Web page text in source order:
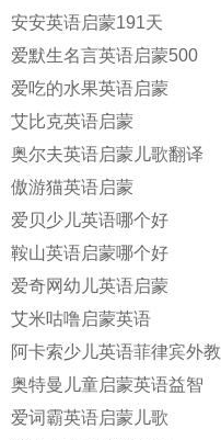
安安英语启蒙191天
爱默生名言英语启蒙500
爱吃的水果英语启蒙
艾比克英语启蒙
奥尔夫英语启蒙儿歌翻译
傲游猫英语启蒙
爱贝少儿英语哪个好
鞍山英语启蒙哪个好
爱奇网幼儿英语启蒙
艾米咕噜启蒙英语
阿卡索少儿英语菲律宾外教
奥特曼儿童启蒙英语益智
爱词霸英语启蒙儿歌